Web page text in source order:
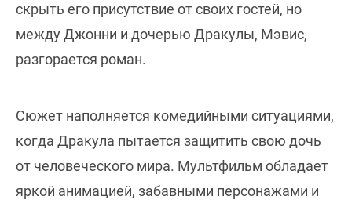
скрыть его присутствие от своих гостей, но
между Джонни и дочерью Дракулы, Мэвис,
разгорается роман.
Сюжет наполняется комедийными ситуациями,
когда Дракула пытается защитить свою дочь
от человеческого мира. Мультфильм обладает
яркой анимацией, забавными персонажами и